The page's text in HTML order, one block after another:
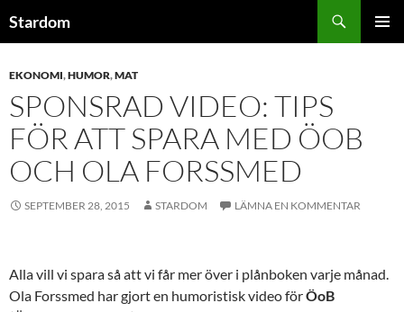
tillStardom
EKONOMI,HUMOR,MAT
SPONSRAD VIDEO: TIPS
FÖR ATT SPARA MED ÖOB
OCH OLA FORSSMED
SEPTEMBER 28, 2015 STARDOM LÄMNA EN KOMMENTAR
Alla vill vi spara så att vi får mer över i plånboken varje månad.
Ola Forssmed har gjort en humoristisk video förÖoB